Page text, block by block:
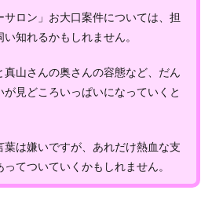
サロン」お大口案件については、担
知れるかもしれません。
山さんの奥さんの容態など、だん
見どころいっぱいになっていくと
は嫌いですが、あれだけ熱血な支
てついていくかもしれません。